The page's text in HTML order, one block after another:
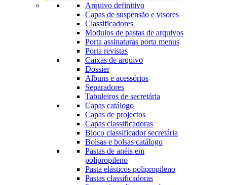
Arquivo definitivo
Capas de suspensão e visores
Classificadores
Modulos de pastas de arquivos
Porta assinaturas porta menus
Porta revistas
Caixas de arquivo
Dossier
Albuns e acessórios
Separadores
Tabuleiros de secretária
Capas catálogo
Capas de projectos
Capas classificadoras
Bloco classificador secretária
Bolsas e bolsas catálogo
Pastas de anéis em
polipropileno
Pasta elásticos polipropileno
Pastas classificadoras